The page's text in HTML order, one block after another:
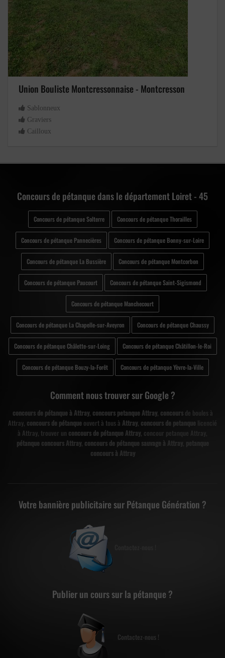
Union Bouliste Montcressonnaise - Montcresson
Sablonneux
Graviers
Cailloux
Concours de pétanque dans le département Loiret - 45
Concours de pétanque Solterre Concours de pétanque Thorailles
Concours de pétanque Pannecières Concours de pétanque Bonny-sur-Loire
Concours de pétanque La Bussière Concours de pétanque Montcorbon
Concours de pétanque Paucourt Concours de pétanque Saint-Sigismond
Concours de pétanque Manchecourt
Concours de pétanque La Chapelle-sur-Aveyron Concours de pétanque Chaussy
Concours de pétanque Châlette-sur-Loing Concours de pétanque Châtillon-le-Roi
Concours de pétanque Bouzy-la-Forêt Concours de pétanque Yèvre-la-Ville
Comment nous trouver sur Google ?
concours de pétanque à Attray, concours petanque Attray, concoursde boules à
Attray, concours de pétanque ouvert à tous à Attray, concours de petanque licencié
à Attray, trouver un concours de pétanque Attray, concour petanque Attray,
pétanque concours Attray, concours de pétanque sauvage à Attray
concours à Attray
Votre bannière publicitaire sur Pétanque Génération ?
Publier un cours sur la pétanque ?
Contactez-nous !